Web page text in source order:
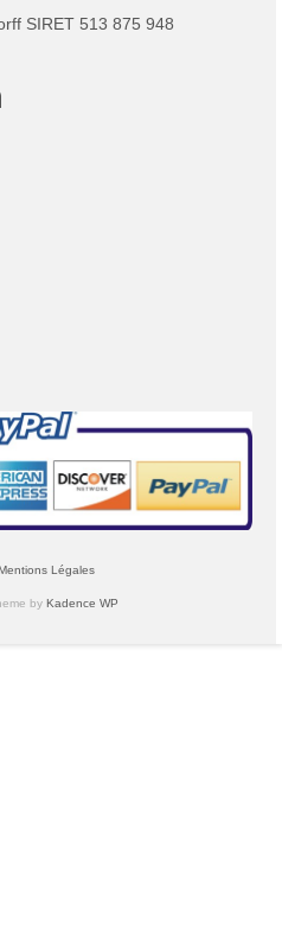
SIRET 513 875 948
Mentions Légales
by Kadence WP